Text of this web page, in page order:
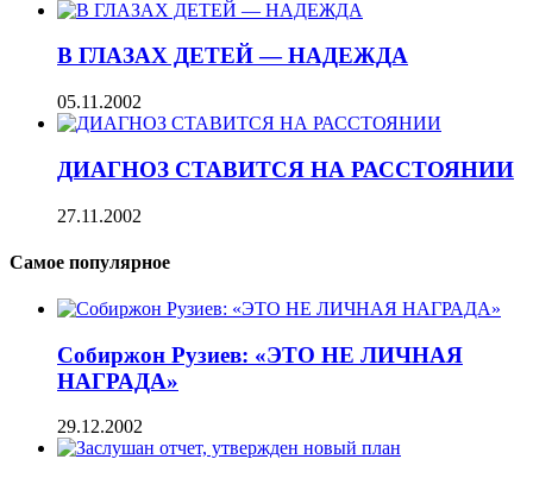
В ГЛАЗАХ ДЕТЕЙ — НАДЕЖДА
05.11.2002
ДИАГНОЗ СТАВИТСЯ НА РАССТОЯНИИ
27.11.2002
Самое популярное
Собиржон Рузиев: «ЭТО НЕ ЛИЧНАЯ
НАГРАДА»
29.12.2002